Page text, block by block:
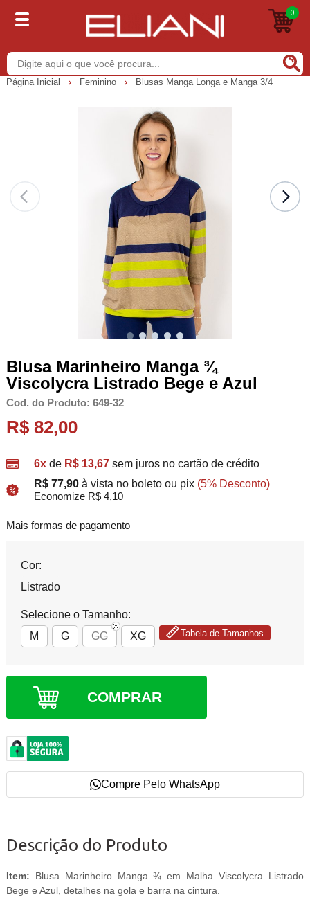
0
Página Inicial Feminino Blusas Manga Longa e Manga 3/4
Blusa Marinheiro Manga ¾
Viscolycra Listrado Bege e Azul
Cod. do Produto: 649-32
R$ 82,00
6xde R$ 13,67 sem juros no cartão de crédito
R$ 77,90 à vista no boleto ou pix (5% Desconto)
Economize R$ 4,10
Mais formas de pagamento
Cor:
Listrado
Selecione o Tamanho:
M
G GG XG Tabela de Tamanhos
COMPRAR
Compre Pelo WhatsApp
Descrição do Produto
Item: Blusa Marinheiro Manga ¾ em Malha Viscolycra Listrado
Bege e Azul, detalhes na gola e barra na cintura.